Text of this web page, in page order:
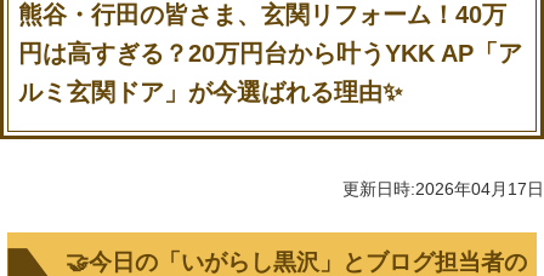
熊谷・行田の皆さま、玄関リフォーム！40万
円は高すぎる？20万円台から叶うYKK AP「ア
ルミ玄関ドア」が今選ばれる理由✨
更新日時:2026年04月17日
🤝今日の「いがらし黒沢」とブログ担当者の